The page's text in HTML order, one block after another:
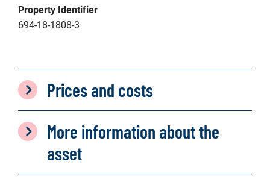
Property Identifier
694-18-1808-3
Prices and costs
More information about the
asset